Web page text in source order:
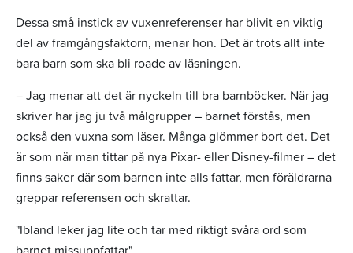
Dessa små instick av vuxenreferenser har blivit en viktig
del av framgångsfaktorn, menar hon. Det är trots allt inte
bara barn som ska bli roade av läsningen.
– Jag menar att det är nyckeln till bra barnböcker. När jag
skriver har jag ju två målgrupper – barnet förstås, men
också den vuxna som läser. Många glömmer bort det. Det
är som när man tittar på nya Pixar- eller Disney-filmer – det
finns saker där som barnen inte alls fattar, men föräldrarna
greppar referensen och skrattar.
"Ibland leker jag lite och tar med riktigt svåra ord som